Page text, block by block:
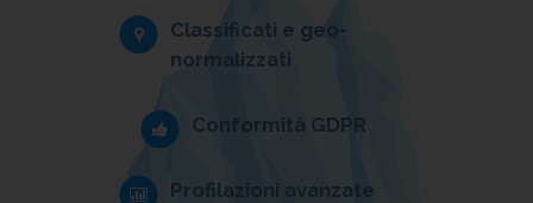
Classificati e geo-
normalizzati
Conformità GDPR
Profilazioni avanzate